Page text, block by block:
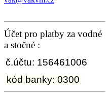
Účet pro platby za vodné
a stočné :
č.účtu: 156461006
kód banky: 0300